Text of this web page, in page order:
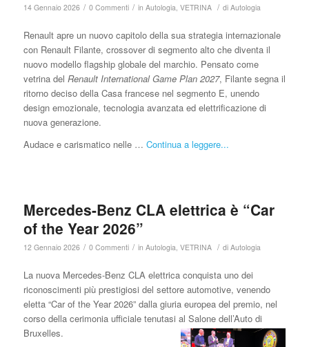
14 Gennaio 2026 / 0 Commenti / in Autologia VETRINA / di Autologia
Renault apre un nuovo capitolo della sua strategia internazionale
con Renault Filante, crossover di segmento alto che diventa il
nuovo modello flagship globale del marchio. Pensato come
vetrina del Renault International Game Plan 2027, Filante segna il
ritorno deciso della Casa francese nel segmento E, unendo
design emozionale, tecnologia avanzata ed elettrificazione di
nuova generazione.
Audace e carismatico nelle … Continua a leggere...
Mercedes-Benz CLA elettrica è “Car
of the Year 2026”
12 Gennaio 2026 / 0 Commenti / in Autologia VETRINA / di Autologia
La nuova Mercedes-Benz CLA elettrica conquista uno dei
riconoscimenti più prestigiosi del settore automotive, venendo
eletta “Car of the Year 2026” dalla giuria europea del premio, nel
corso della cerimonia ufficiale tenutasi al Salone dell’Auto di
Bruxelles.